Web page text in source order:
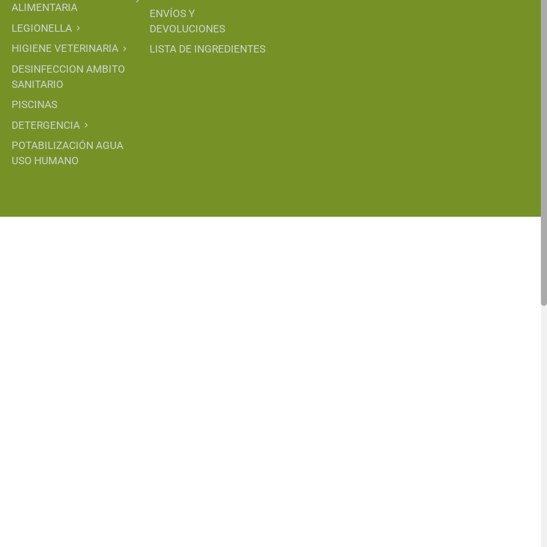
ALIMENTARIA
LEGIONELLA
HIGIENE VETERINARIA
DESINFECCION AMBITO
SANITARIO
PISCINAS
DETERGENCIA
POTABILIZACIÓN AGUA
USO HUMANO
ENVÍOS Y
DEVOLUCIONES
LISTA DE INGREDIENTES